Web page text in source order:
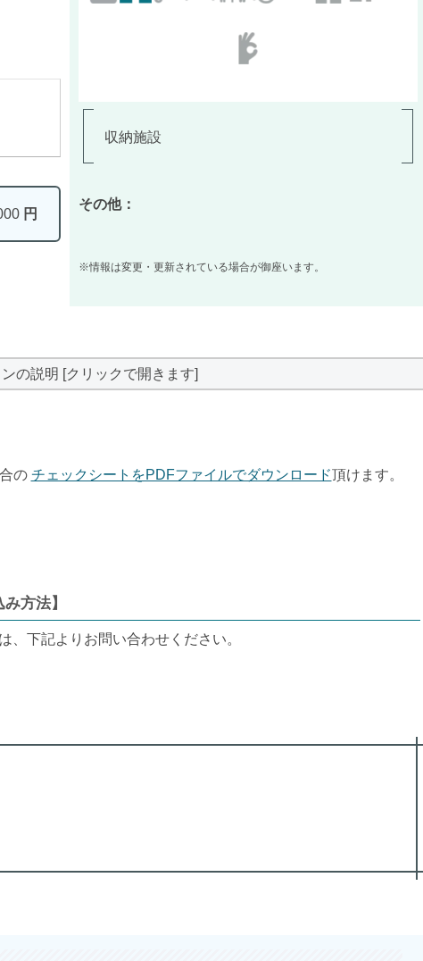
円
収納施設
その他：
※情報は変更・更新されている場合が御座います。
の説明 [クリックで開きます]
の チェックシートをPDFファイルでダウンロード頂けます。
方法】
、下記よりお問い合わせください。